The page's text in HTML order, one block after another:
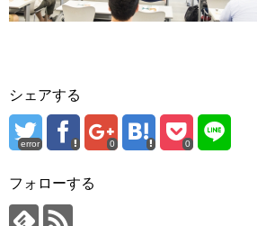
シェアする
error 0 0
フォローする